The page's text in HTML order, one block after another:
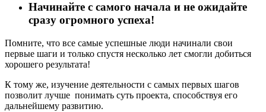
Начинайте с самого начала и не ожидайте
сразу огромного успеха!
Помните, что все самые успешные люди начинали свои
первые шаги и только спустя несколько лет смогли добиться
хорошего результата!
К тому же, изучение деятельности с самых первых шагов
позволит лучше понимать суть проекта, способствуя его
дальнейшему развитию.